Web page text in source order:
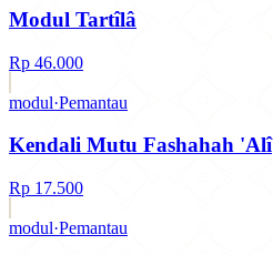
Modul Tartîlâ
Rp 46.000
كتاب
◇MODUL
modul·Pemantau
Kendali Mutu Fashahah 'Alî
Rp 17.500
كتاب
◇MODUL
modul·Pemantau